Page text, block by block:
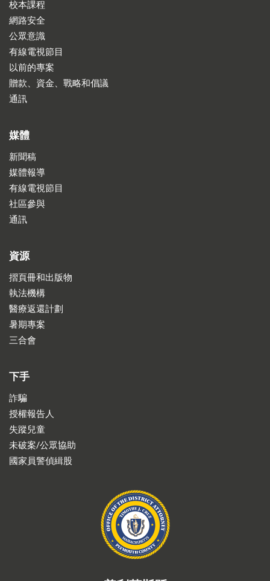
校本課程
網路安全
公眾意識
有線電視節目
以前的專案
贈款、資金、戰略和倡議
通訊
媒體
新聞稿
媒體報導
有線電視節目
社區參與
通訊
資源
摺頁冊和出版物
執法機構
醫療返還計劃
暑期專案
三合會
下手
詐騙
授權報告人
失蹤兒童
未破案/公眾協助
國家員警偵緝股